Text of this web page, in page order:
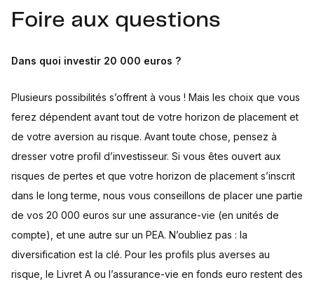
Foire aux questions
Dans quoi investir 20 000 euros ?
Plusieurs possibilités s’offrent à vous ! Mais les choix que vous
ferez dépendent avant tout de votre horizon de placement et
de votre aversion au risque. Avant toute chose, pensez à
dresser votre profil d’investisseur. Si vous êtes ouvert aux
risques de pertes et que votre horizon de placement s’inscrit
dans le long terme, nous vous conseillons de placer une partie
de vos 20 000 euros sur une assurance-vie (en unités de
compte), et une autre sur un PEA. N’oubliez pas : la
diversification est la clé. Pour les profils plus averses au
risque, le Livret A ou l’assurance-vie en fonds euro restent des